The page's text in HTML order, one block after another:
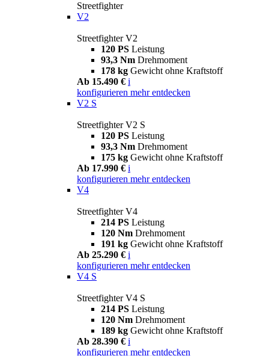
Streetfighter
V2
Streetfighter V2
120 PS Leistung
93,3 Nm Drehmoment
178 kg Gewicht ohne Kraftstoff
Ab 15.490 € i
konfigurieren mehr entdecken
V2 S
Streetfighter V2 S
120 PS Leistung
93,3 Nm Drehmoment
175 kg Gewicht ohne Kraftstoff
Ab 17.990 € i
konfigurieren mehr entdecken
V4
Streetfighter V4
214 PS Leistung
120 Nm Drehmoment
191 kg Gewicht ohne Kraftstoff
Ab 25.290 € i
konfigurieren mehr entdecken
V4 S
Streetfighter V4 S
214 PS Leistung
120 Nm Drehmoment
189 kg Gewicht ohne Kraftstoff
Ab 28.390 € i
konfigurieren mehr entdecken